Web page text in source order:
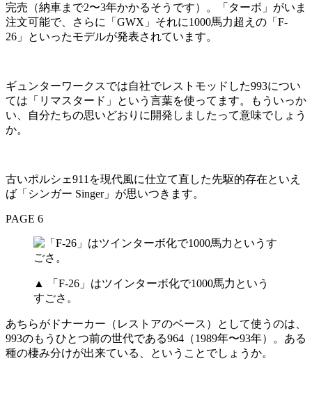
完売（納車まで2〜3年かかるそうです）。「ターボ」がいま
注文可能で、さらに「GWX」それに1000馬力超えの「F-
26」といったモデルが発表されています。
ギュンターワークスでは自社でレストモッドした993につい
ては「リマスタード」という言葉を使ってます。もういっか
い、自分たちの思いどおりに開発しましたって意味でしょう
か。
古いポルシェ911を現代風に仕立て直した先駆的存在といえ
ば「シンガー Singer」が思いつきます。
PAGE 6
▲ 「F-26」はツインターボ化で1000馬力という
すごさ。
あちらがドナーカー（レストアのベース）として使うのは、
993のもうひとつ前の世代である964（1989年〜93年）。ある
種の棲み分けが出来ている、ということでしょうか。